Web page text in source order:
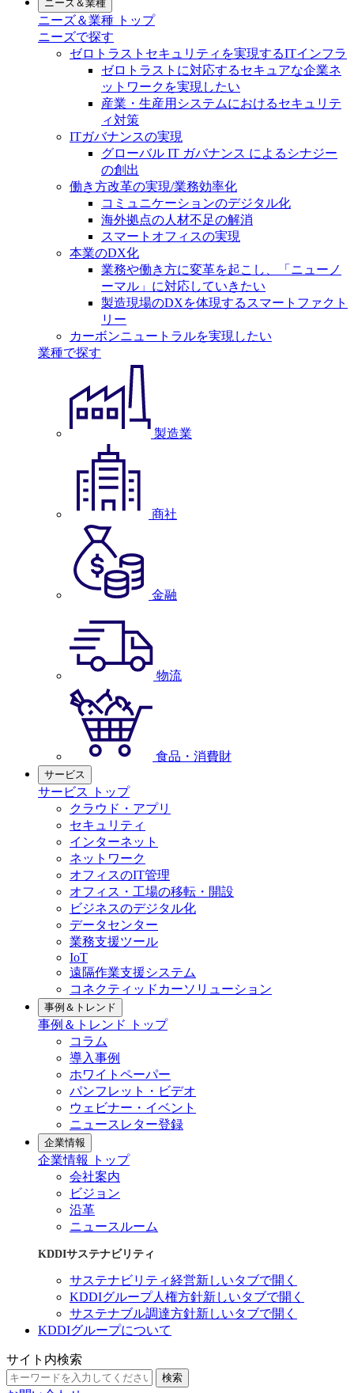
ニーズ＆業種
ニーズ＆業種 トップ
ニーズで探す
ゼロトラストセキュリティを実現するITインフラ
ゼロトラストに対応するセキュアな企業ネ
ットワークを実現したい
産業・生産用システムにおけるセキュリテ
ィ対策
ITガバナンスの実現
グローバル IT ガバナンス によるシナジー
の創出
働き方改革の実現/業務効率化
コミュニケーションのデジタル化
海外拠点の人材不足の解消
スマートオフィスの実現
本業のDX化
業務や働き方に変革を起こし、「ニューノ
ーマル」に対応していきたい
製造現場のDXを体現するスマートファクト
リー
カーボンニュートラルを実現したい
業種で探す
製造業
商社
金融
物流
食品・消費財
サービス
サービス トップ
クラウド・アプリ
セキュリティ
インターネット
ネットワーク
オフィスのIT管理
オフィス・工場の移転・開設
ビジネスのデジタル化
データセンター
業務支援ツール
IoT
遠隔作業支援システム
コネクティッドカーソリューション
事例＆トレンド
事例＆トレンド トップ
コラム
導入事例
ホワイトペーパー
パンフレット・ビデオ
ウェビナー・イベント
ニュースレター登録
企業情報
企業情報 トップ
会社案内
ビジョン
沿革
ニュースルーム
KDDIサステナビリティ
サステナビリティ経営新しいタブで開く
KDDIグループ人権方針新しいタブで開く
サステナブル調達方針新しいタブで開く
KDDIグループについて
サイト内検索
検索